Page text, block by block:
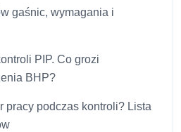
gaśnic, wymagania i
PIP. Co grozi
BHP?
pracy podczas kontroli? Lista